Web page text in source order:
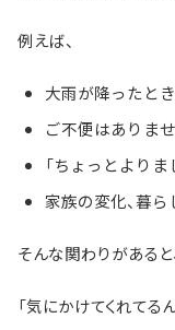
例えば、
大雨が降ったと
ご不便はありま
「ちょっとより
家族の変化、暮
そんな関わりがあると
「気にかけてくれてる